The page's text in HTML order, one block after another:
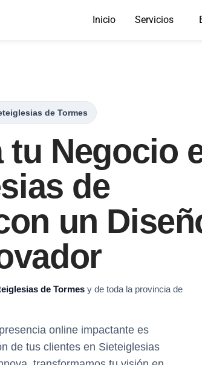
Inicio Servicios
de Tormes
tu Negocio
de
un
de Tormes y de toda la provincia de
online impactante es
de tus clientes en Sieteiglesias